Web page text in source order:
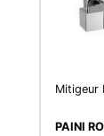
Mitigeur
PAINI